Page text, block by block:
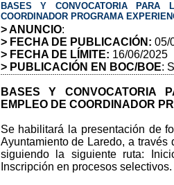
BASES Y CONVOCATORIA
COORDINADOR PROGRAMA
> ANUNCIO:
> FECHA DE PUBLICACIÓN: 05/
> FECHA DE LÍMITE: 16/06/2025
> PUBLICACIÓN EN BOC/BOE:
BASES Y CONVOCATORIA
EMPLEO DE COORDINADOR
Se habilitará la presentación de
Ayuntamiento de Laredo, a
siguiendo la siguiente ruta:
Inscripción en procesos selectivos.